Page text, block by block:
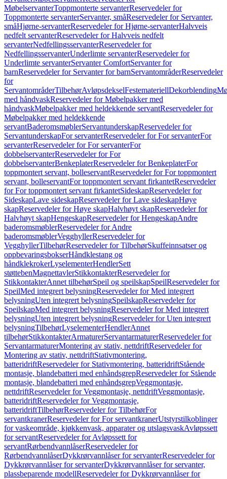
MøbelservanterToppmonterte servanterReservedeler for
Toppmonterte servanterServanter, småReservedeler for Servanter,
småHjørne-servanterReservedeler for Hjørne-servanterHalvveis
nedfelt servanterReservedeler for Halvveis nedfelt
servanterNedfellingsservanterReservedeler for
NedfellingsservanterUnderlimte servanterReservedeler for
Underlimte servanterServanter ComfortServanter for
barnReservedeler for Servanter for barnServantområderReservedeler
for
ServantområderTilbehørAvløpsdekselFestemateriellDekorblending
med håndvaskReservedeler for Møbelpakker med
håndvaskMøbelpakker med heldekkende servantReservedeler for
Møbelpakker med heldekkende
servantBaderomsmøblerServantunderskapReservedeler for
ServantunderskapFor servanterReservedeler for For servanterFor
servanterReservedeler for For servanterFor
dobbelservanterReservedeler for For
dobbelservanterBenkeplaterReservedeler for BenkeplaterFor
toppmontert servant, bolleservantReservedeler for For toppmontert
servant, bolleservantFor toppmontert servant firkantetReservedeler
for For toppmontert servant firkantetSideskapReservedeler for
SideskapLave sideskapReservedeler for Lave sideskapHøye
skapReservedeler for Høye skapHalvhøyt skapReservedeler for
Halvhøyt skapHengeskapReservedeler for HengeskapAndre
baderomsmøblerReservedeler for Andre
baderomsmøblerVegghyllerReservedeler for
VegghyllerTilbehørReservedeler for TilbehørSkuffeinnsatser og
oppbevaringsbokserHåndklestang og
håndklekrokerLyselementerHendlerSett
støttebenMagnettavlerStikkontakterReservedeler for
StikkontakterAnnet tilbehørSpeil og speilskapSpeilReservedeler for
SpeilMed integrert belysningReservedeler for Med integrert
belysningUten integrert belysningSpeilskapReservedeler for
SpeilskapMed integrert belysningReservedeler for Med integrert
belysningUten integrert belysningReservedeler for Uten integrert
belysningTilbehørLyselementerHendlerAnnet
tilbehørStikkontakterArmaturerServantarmaturerReservedeler for
ServantarmaturerMontering av stativ, nettdriftReservedeler for
Montering av stativ, nettdriftStativmontering,
batteridriftReservedeler for Stativmontering, batteridriftStående
montasje, blandebatteri med enhåndsgrepReservedeler for Stående
montasje, blandebatteri med enhåndsgrepVeggmontasje,
nettdriftReservedeler for Veggmontasje, nettdriftVeggmontasje,
batteridriftReservedeler for Veggmontasje,
batteridriftTilbehørReservedeler for TilbehørFor
servantkranerReservedeler for For servantkranerUtstyrstilkoblinger
for vaskeområde, kjøkkenvask, apparater og utslagsvaskAvløpssett
for servantReservedeler for Avløpssett for
servantRørbendvannlåserReservedeler for
RørbendvannlåserDykkrørvannlåser for servanterReservedeler for
Dykkrørvannlåser for servanterDykkrørvannlåser for servanter,
plassbeparende modellReservedeler for Dykkrørvannlåser for